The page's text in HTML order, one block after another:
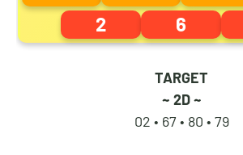
5 2
3
1
2
2
6
TARGET
~ 2D ~
02 • 67 • 80 • 79